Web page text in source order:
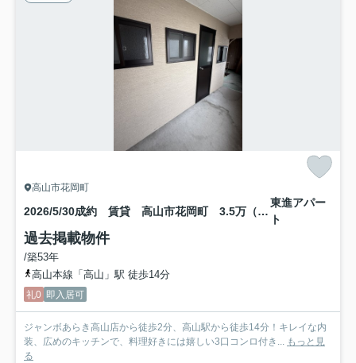
高山市花岡町
2026/5/30成約 賃貸 高山市花岡町 3.5万（2026/3/15新規）
東進アパー
ト
過去掲載物件
/築53年
高山本線「高山」駅 徒歩14分
礼0 即入居可
ジャンボあらき高山店から徒歩2分、高山駅から徒歩14分！キレイな内
装、広めのキッチンで、料理好きには嬉しい3口コンロ付き... もっと見
る